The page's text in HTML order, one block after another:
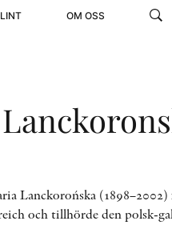
OM OSS
Lanckorońska (1898–2002)
och tillhörde den polsk-